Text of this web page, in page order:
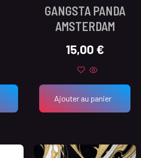
GANGSTA PANDA
AMSTERDAM
15,00 €
Ajouter au panier